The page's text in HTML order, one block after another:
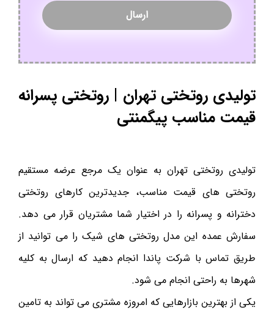
تولیدی روتختی تهران | روتختی پسرانه
قیمت مناسب پیگمنتی
تولیدی روتختی تهران به عنوان یک مرجع عرضه مستقیم
روتختی های قیمت مناسب، جدیدترین کارهای روتختی
دخترانه و پسرانه را در اختیار شما مشتریان قرار می دهد.
سفارش عمده این مدل روتختی های شیک را می توانید از
طریق تماس با شرکت پاندا انجام دهید که ارسال به کلیه
شهرها به راحتی انجام می شود.
یکی از بهترین بازارهایی که امروزه مشتری می تواند به تامین